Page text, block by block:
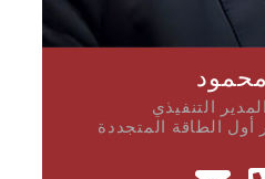
التنفيذي
أول الطاقة المتجددة